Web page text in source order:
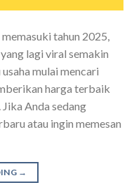
tahun 2025,
lagi viral semakin
mulai mencari
harga terbaik
Anda sedang
atau ingin memesan
→